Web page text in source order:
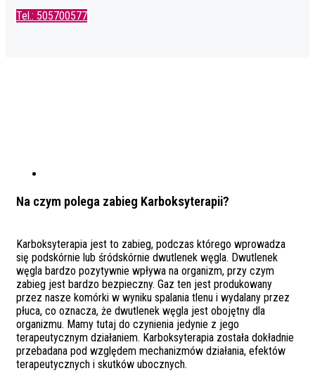
Tel.: 505700577
Na czym polega zabieg Karboksyterapii?
Karboksyterapia jest to zabieg, podczas którego wprowadza
się podskórnie lub śródskórnie dwutlenek węgla. Dwutlenek
węgla bardzo pozytywnie wpływa na organizm, przy czym
zabieg jest bardzo bezpieczny. Gaz ten jest produkowany
przez nasze komórki w wyniku spalania tlenu i wydalany przez
płuca, co oznacza, że dwutlenek węgla jest obojętny dla
organizmu. Mamy tutaj do czynienia jedynie z jego
terapeutycznym działaniem. Karboksyterapia została dokładnie
przebadana pod względem mechanizmów działania, efektów
terapeutycznych i skutków ubocznych.